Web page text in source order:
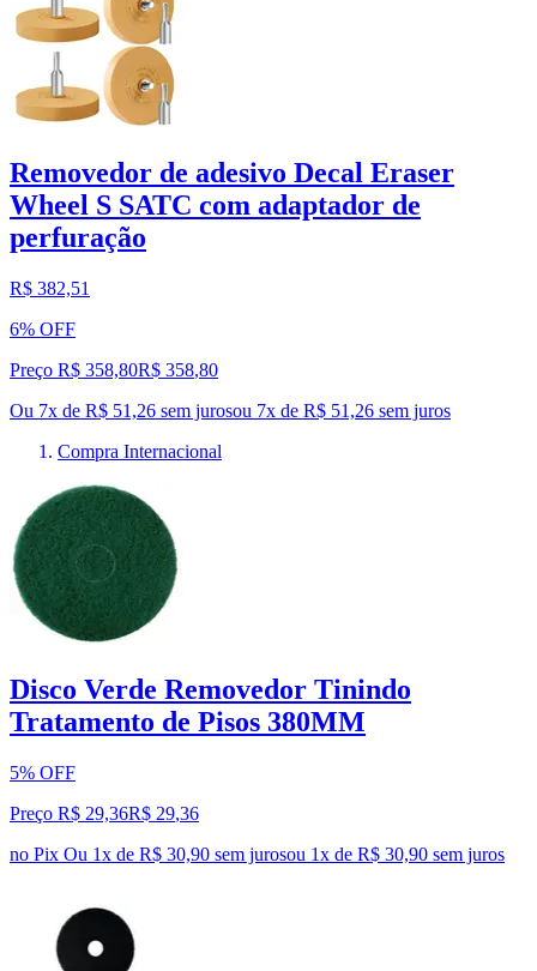
Removedor de adesivo Decal Eraser
Wheel S SATC com adaptador de
perfuração
R$ 382,51
6% OFF
Preço R$ 358,80R$ 358,80
Ou 7x de R$ 51,26 sem jurosou 7x de R$ 51,26 sem juros
Compra Internacional
Disco Verde Removedor Tinindo
Tratamento de Pisos 380MM
5% OFF
Preço R$ 29,36R$ 29,36
no Pix Ou 1x de R$ 30,90 sem jurosou 1x de R$ 30,90 sem juros